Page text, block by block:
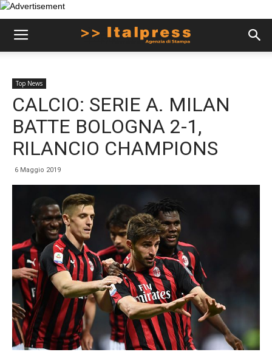
Top News
CALCIO: SERIE A. MILAN
BATTE BOLOGNA 2-1,
RILANCIO CHAMPIONS
6 Maggio 2019